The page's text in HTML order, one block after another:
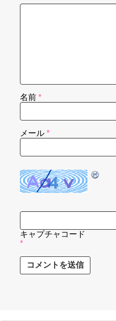
名前 *
メール *
キャプチャコード
*